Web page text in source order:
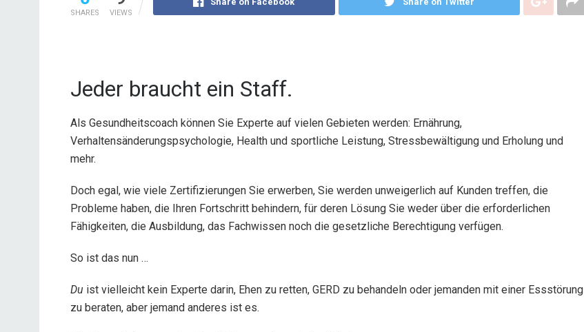
SHARES VIEWS
Jeder braucht ein Staff.
Als Gesundheitscoach können Sie Experte auf vielen Gebieten werden: Ernährung,
Verhaltensänderungspsychologie, Health und sportliche Leistung, Stressbewältigung und Erholung und
mehr.
Doch egal, wie viele Zertifizierungen Sie erwerben, Sie werden unweigerlich auf Kunden treffen, die
Probleme haben, die Ihren Fortschritt behindern, für deren Lösung Sie weder über die erforderlichen
Fähigkeiten, die Ausbildung, das Fachwissen noch die gesetzliche Berechtigung verfügen.
So ist das nun …
Du ist vielleicht kein Experte darin, Ehen zu retten, GERD zu behandeln oder jemanden mit einer Essstörung
zu beraten, aber jemand anderes ist es.